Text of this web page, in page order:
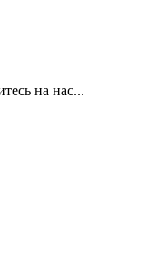
на нас...